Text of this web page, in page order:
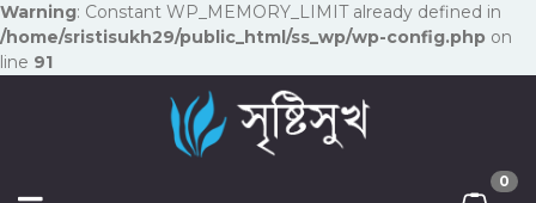
Warning: Constant WP_MEMORY_LIMIT already defined in
/home/sristisukh29/public_html/ss_wp/wp-config.php on
line 91
0